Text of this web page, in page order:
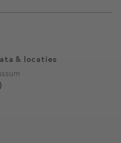
& locaties